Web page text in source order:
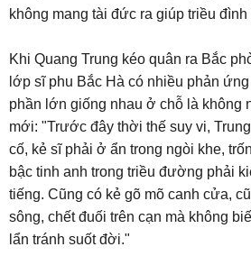
không mang tài đức ra giúp triều
Khi Quang Trung kéo quân ra Bắc
lớp sĩ phu Bắc Hà có nhiều phản
phần lớn giống nhau ở chỗ là không
mới: "Trước đây thời thế suy vi,
cố, kẻ sĩ phải ở ẩn trong ngòi khe,
bậc tinh anh trong triều đường phải
tiếng. Cũng có kẻ gõ mõ canh cửa,
sông, chết đuối trên cạn mà không
lẩn tránh suốt đời."